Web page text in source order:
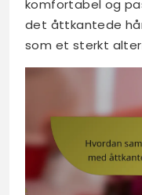
komfortabel og
det åttkantede
som et sterkt